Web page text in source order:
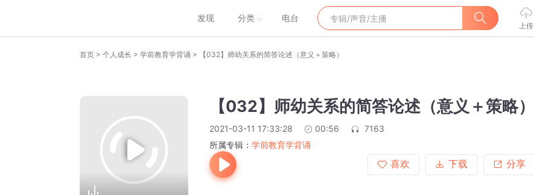
发现 分类 电台
上传
首页 > 个人成长 > 学前教育学背诵 > 【032】师幼关系的简答论述（意义＋策略）
【032】师幼关系的简答论述（意义＋策略）
2021-03-11 17:33:28 00:56
7163
所属专辑： 学前教育学背诵
喜欢
下载 分享